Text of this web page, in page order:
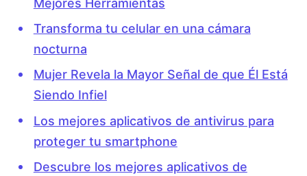
Mejores Herramientas
Transforma tu celular en una cámara
nocturna
Mujer Revela la Mayor Señal de que Él Está
Siendo Infiel
Los mejores aplicativos de antivirus para
proteger tu smartphone
Descubre los mejores aplicativos de